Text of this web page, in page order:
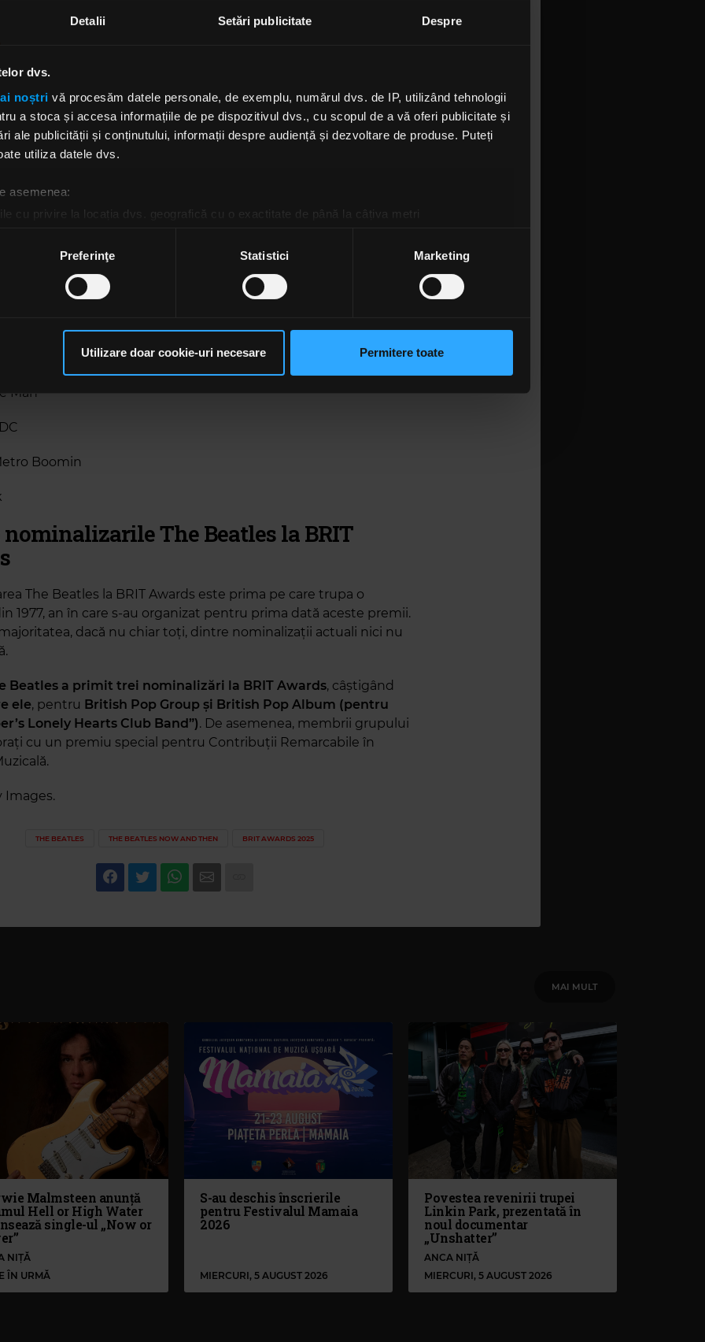
Detalii Setări publicitate Despre
dvs.
noștri vă procesăm datele personale, de exemplu, numărul dvs. de IP, utilizând tehnologii
a stoca și accesa informațiile de pe dispozitivul dvs., cu scopul de a vă oferi publicitate și
ale publicității și conținutului, informații despre audiență și dezvoltare de produse. Puteți
utiliza datele dvs.
asemenea:
cu privire la locația dvs. geografică cu o exactitate de până la câțiva metri
procesarea datelor dvs. personale și configurați-vă preferințele la
secțiunea cu detalii
oricând acordul din Declarația despre modulele cookie.
partenerilor de rețele sociale, de publicitate și de analize informații cu privire la modul în
le pot combina cu alte informații oferite de dvs. sau culese în urma folosirii serviciilor
Preferinţe Statistici Marketing
Utilizare doar cookie-uri necesare Permitere toate
Party
Grupul britanic al anului, sunt nominalizate formații cu
Horizon
Party
Man
Boomin
nominalizarile The Beatles la BRIT
The Beatles la BRIT Awards este prima pe care trupa o
1977, an în care s-au organizat pentru prima dată aceste premii.
majoritatea, dacă nu chiar toți, dintre nominalizații actuali nici nu
Beatles a primit trei nominalizări la BRIT Awards, câștigând
ele, pentru British Pop Group și British Pop Album (pentru
Lonely Hearts Club Band”). De asemenea, membrii grupului
cu un premiu special pentru Contribuții Remarcabile în
Images.
THE BEATLES THE BEATLES NOW AND THEN BRIT AWARDS 2025
MAI MULT
Malmsteen anunță
Hell or High Water
single-ul „Now or
NIȚĂ
ÎN URMĂ
S-au deschis înscrierile
pentru Festivalul Mamaia
2026
MIERCURI, 5 AUGUST 2026
Povestea revenirii trupei
Linkin Park, prezentată în
noul documentar
„Unshatter”
ANCA NIȚĂ
MIERCURI, 5 AUGUST 2026